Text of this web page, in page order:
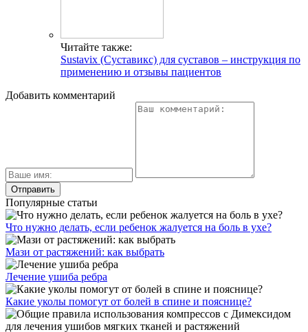
Читайте также:
Sustavix (Суставикс) для суставов – инструкция по
применению и отзывы пациентов
Добавить комментарий
Популярные статьи
Что нужно делать, если ребенок жалуется на боль в ухе?
Мази от растяжений: как выбрать
Лечение ушиба ребра
Какие уколы помогут от болей в спине и пояснице?